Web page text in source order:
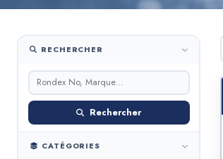
RECHERCHER
Rechercher
CATÉGORIES